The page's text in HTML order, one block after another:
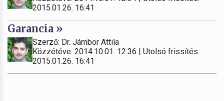
2015.01.26. 16:41
Garancia »
Szerző: Dr. Jámbor Attila
Közzétéve: 2014.10.01. 12:36 | Utolsó frissítés:
2015.01.26. 16:41